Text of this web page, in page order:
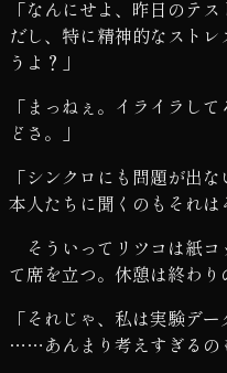
「なんにせよ、昨日のテ
だし、特に精神的なスト
うよ？」
「まっねぇ。イライラし
どさ。」
「シンクロにも問題が出
本人たちに聞くのもそれは
そういってリツコは紙
て席を立つ。休憩は終わり
「それじゃ、私は実験デ
……あんまり考えすぎるの